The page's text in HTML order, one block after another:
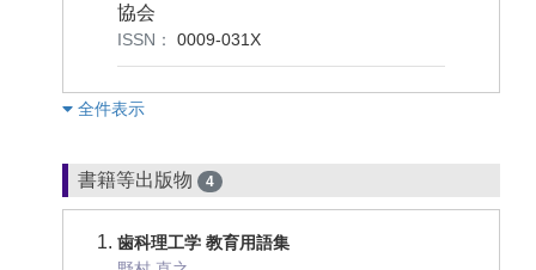
協会
ISSN： 0009-031X
︎全件表示
書籍等出版物 4
歯科理工学 教育用語集